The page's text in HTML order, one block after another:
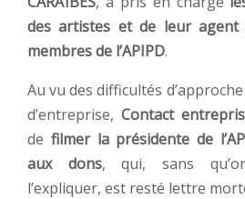
des artistes et de leur agent
membres de l’APIPD.
Au vu des difficultés
d’entreprise, Contact
de filmer la présidente de
aux dons, qui, sans
l’expliquer, est resté lettre